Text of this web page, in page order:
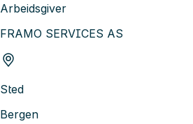
Arbeidsgiver
FRAMO SERVICES AS
Sted
Bergen